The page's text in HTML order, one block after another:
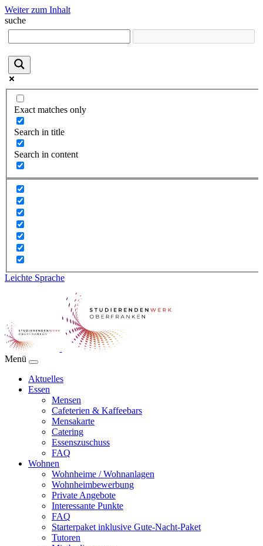
Weiter zum Inhalt
suche
Exact matches only
Search in title
Search in content
Leichte Sprache
Menü
Aktuelles
Essen
Mensen
Cafeterien & Kaffeebars
Mensakarte
Catering
Essenszuschuss
FAQ
Wohnen
Wohnheime / Wohnanlagen
Wohnheimbewerbung
Private Angebote
Interessante Punkte
FAQ
Starterpaket inklusive Gute-Nacht-Paket
Tutoren